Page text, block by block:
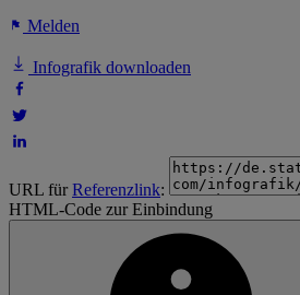
Melden
Infografik downloaden
URL fürReferenzlink:
HTML-Code zur Einbindung